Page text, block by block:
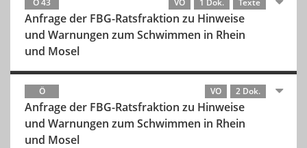
Ö 43 VO 1 Dok. Texte
Anfrage der FBG-Ratsfraktion zu Hinweise
und Warnungen zum Schwimmen in Rhein
und Mosel
Ö VO 2 Dok.
Anfrage der FBG-Ratsfraktion zu Hinweise
und Warnungen zum Schwimmen in Rhein
und Mosel